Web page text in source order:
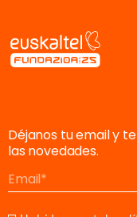
Déjanos tu email y
las novedades.
Email